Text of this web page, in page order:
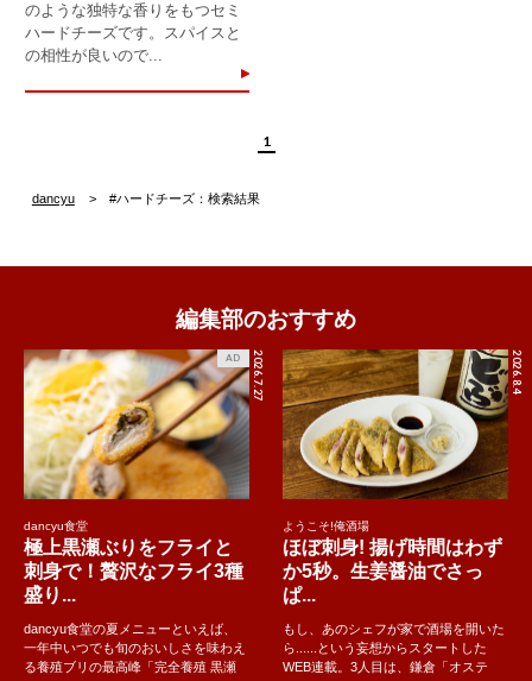
のような独特な香りをもつセミ
ハードチーズです。スパイスと
の相性が良いので...
1
dancyu #ハードチーズ：検索結果
編集部のおすすめ
2026.7.27
AD
dancyu食堂
極上黒瀬ぶりをフライと
刺身で！贅沢なフライ3種
盛り...
dancyu食堂の夏メニューといえば、
一年中いつでも旬のおいしさを味わえ
る養殖ブリの最高峰「完全養殖 黒瀬
2026.8.4
ようこそ!俺酒場
ほぼ刺身! 揚げ時間はわず
か5秒。生姜醤油でさっ
ぱ...
もし、あのシェフが家で酒場を開いた
ら......という妄想からスタートした
WEB連載。3人目は、鎌倉「オステ